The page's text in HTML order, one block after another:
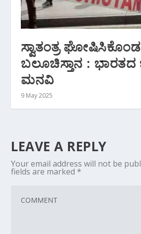
ಸ್ವಾತಂತ್ರ ಘೋಷಿಸಿಕೊಂಡ
ಬಲೂಚಿಸ್ತಾನ : ಭಾರತದ
ಮನವಿ
9 May 2025
LEAVE A REPLY
Your email address will not be
fields are marked *